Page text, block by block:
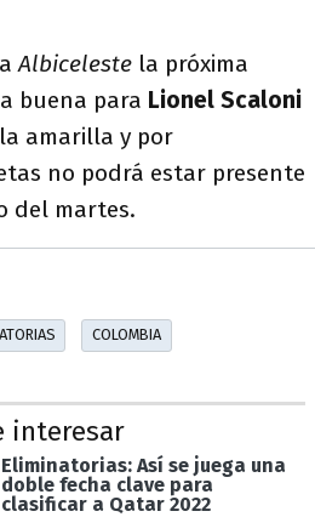
Albiceleste la próxima
buena para Lionel Scaloni
amarilla y por
no podrá estar presente
del martes.
COLOMBIA
interesar
Eliminatorias: Así se juega una
doble fecha clave para
clasificar a Qatar 2022